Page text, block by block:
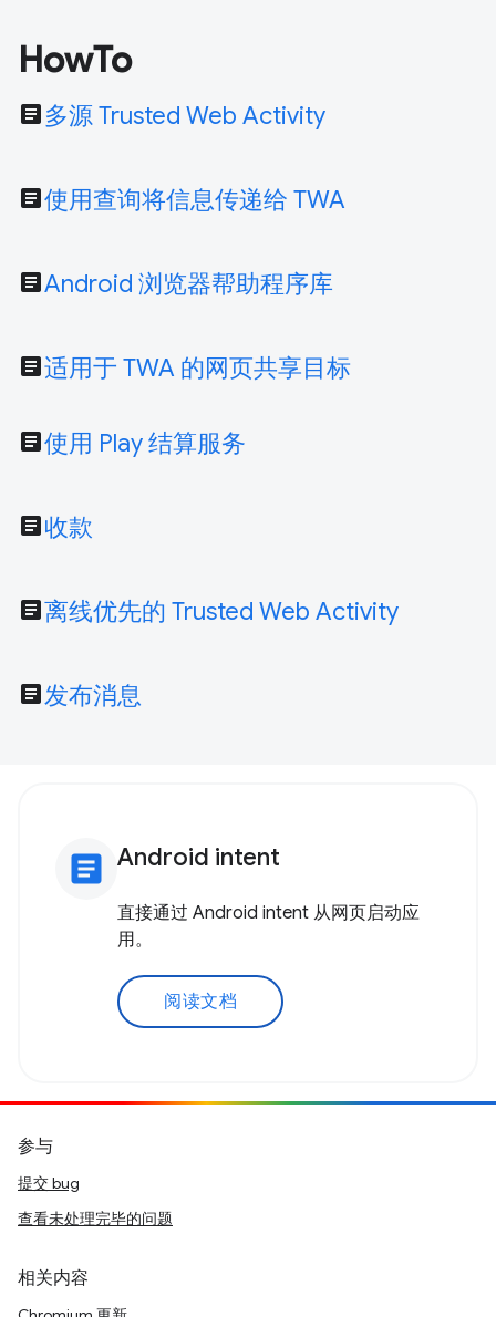
HowTo
article 多源 Trusted Web Activity
article使用查询将信息传递给 TWA
articleAndroid 浏览器帮助程序库
article适用于 TWA 的网页共享目标
article使用 Play 结算服务
article收款
article离线优先的 Trusted Web Activity
article发布消息
article Android intent
直接通过 Android intent 从网页启动应
用。
阅读文档
参与
提交 bug
查看未处理完毕的问题
相关内容